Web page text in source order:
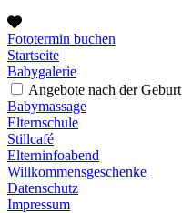
Fototermin buchen
Startseite
Babygalerie
Angebote nach der Geburt
Babymassage
Elternschule
Stillcafé
Elterninfoabend
Willkommensgeschenke
Datenschutz
Impressum